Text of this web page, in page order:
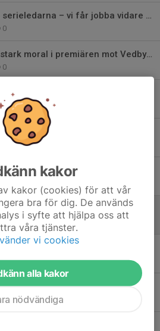
Tuff match mot serieledarna – vi får jobba vidare inför kommande matcher
0
Tung start men stark moral i premiären mot Vedby/Rönne
0
inte träningen
och pokal
av föräldraremötet
kakor
kakor (cookies) för att vår
bra för dig. De används
i syfte att hjälpa oss att
våra tjänster.
vi cookies
alla kakor
nödvändiga